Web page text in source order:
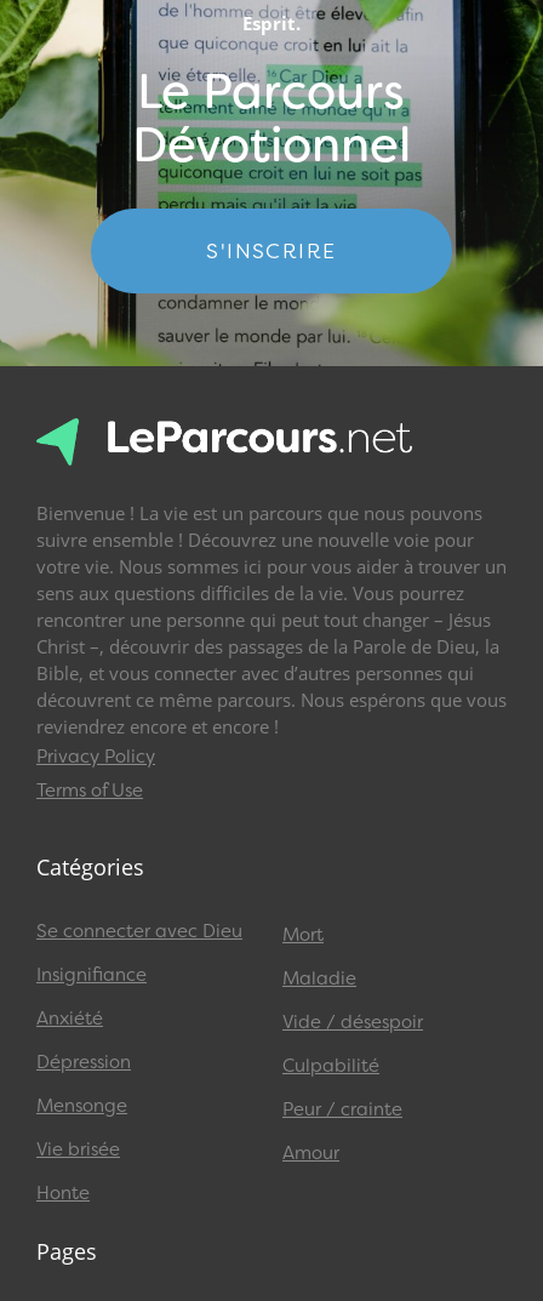
Esprit.
Le Parcours
Dévotionnel
S'INSCRIRE
Bienvenue ! La vie est un parcours que nous pouvons
suivre ensemble ! Découvrez une nouvelle voie pour
votre vie. Nous sommes ici pour vous aider à trouver un
sens aux questions difficiles de la vie. Vous pourrez
rencontrer une personne qui peut tout changer – Jésus
Christ –, découvrir des passages de la Parole de Dieu, la
Bible, et vous connecter avec d’autres personnes qui
découvrent ce même parcours. Nous espérons que vous
reviendrez encore et encore !
Privacy Policy
Terms of Use
Catégories
Se connecter avec Dieu
Insignifiance
Anxiété
Dépression
Mensonge
Vie brisée
Honte
Mort
Maladie
Vide / désespoir
Culpabilité
Peur / crainte
Amour
Pages